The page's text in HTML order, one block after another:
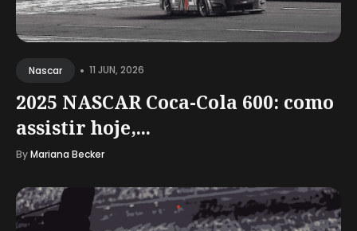
Nascar • 11 JUN, 2026
2025 NASCAR Coca-Cola 600: como
assistir hoje,...
ByMariana Becker